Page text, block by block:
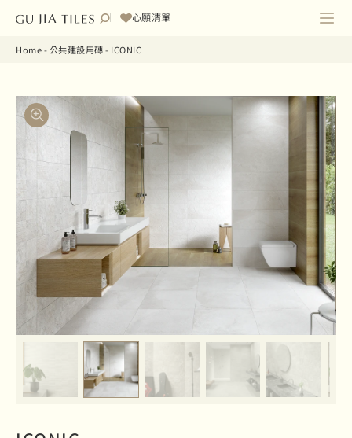
心願清單
Home-公共建設用磚- ICONIC